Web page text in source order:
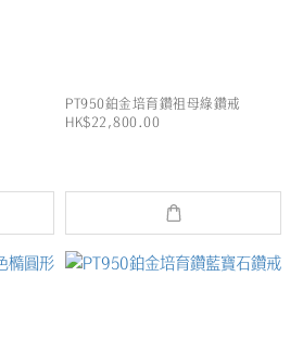
PT950鉑金培育鑽祖母綠鑽戒
HK$22,800.00